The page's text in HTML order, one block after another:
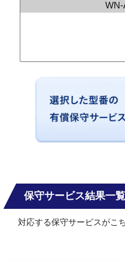
保守サービス結果一覧
対応する保守サービスがこ